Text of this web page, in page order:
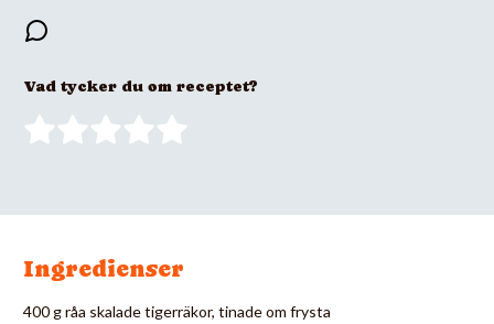
Vad tycker du om receptet?
Ingredienser
400 g råa skalade tigerräkor, tinade om frysta